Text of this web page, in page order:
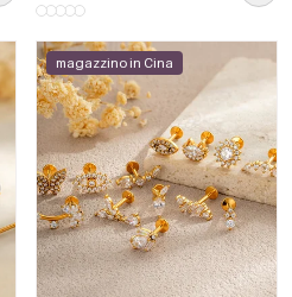
magazzino in Cina